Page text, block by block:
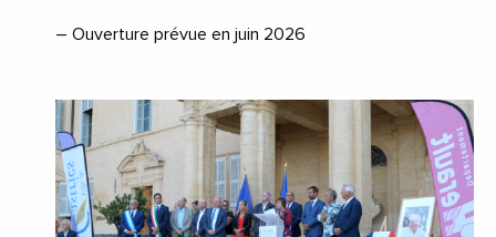
– Ouverture prévue en juin 2026